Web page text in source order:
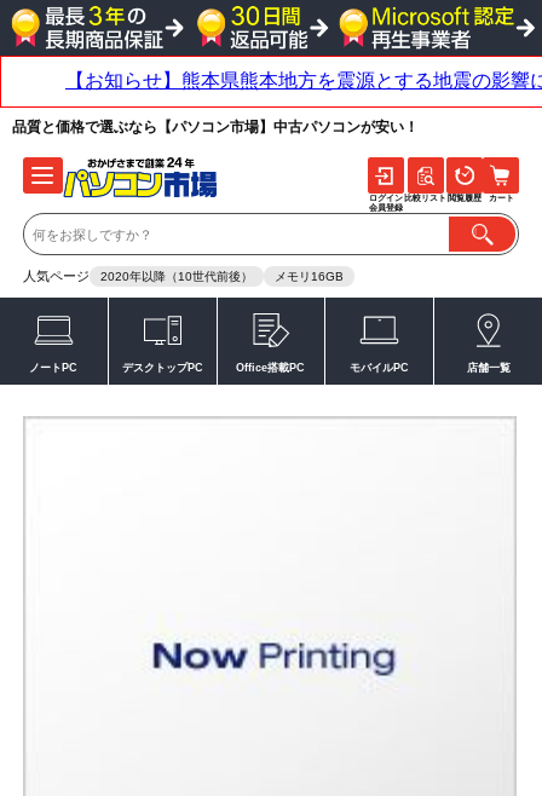
品質と価格で選ぶなら【パソコン市場】中古パソコンが安い！
人気ページ 2020年以降（10世代前後） メモリ16GB
ログイン
会員登録
比較リスト 閲覧履歴 カート
ノートPC デスクトップPC Office搭載PC モバイルPC 店舗一覧